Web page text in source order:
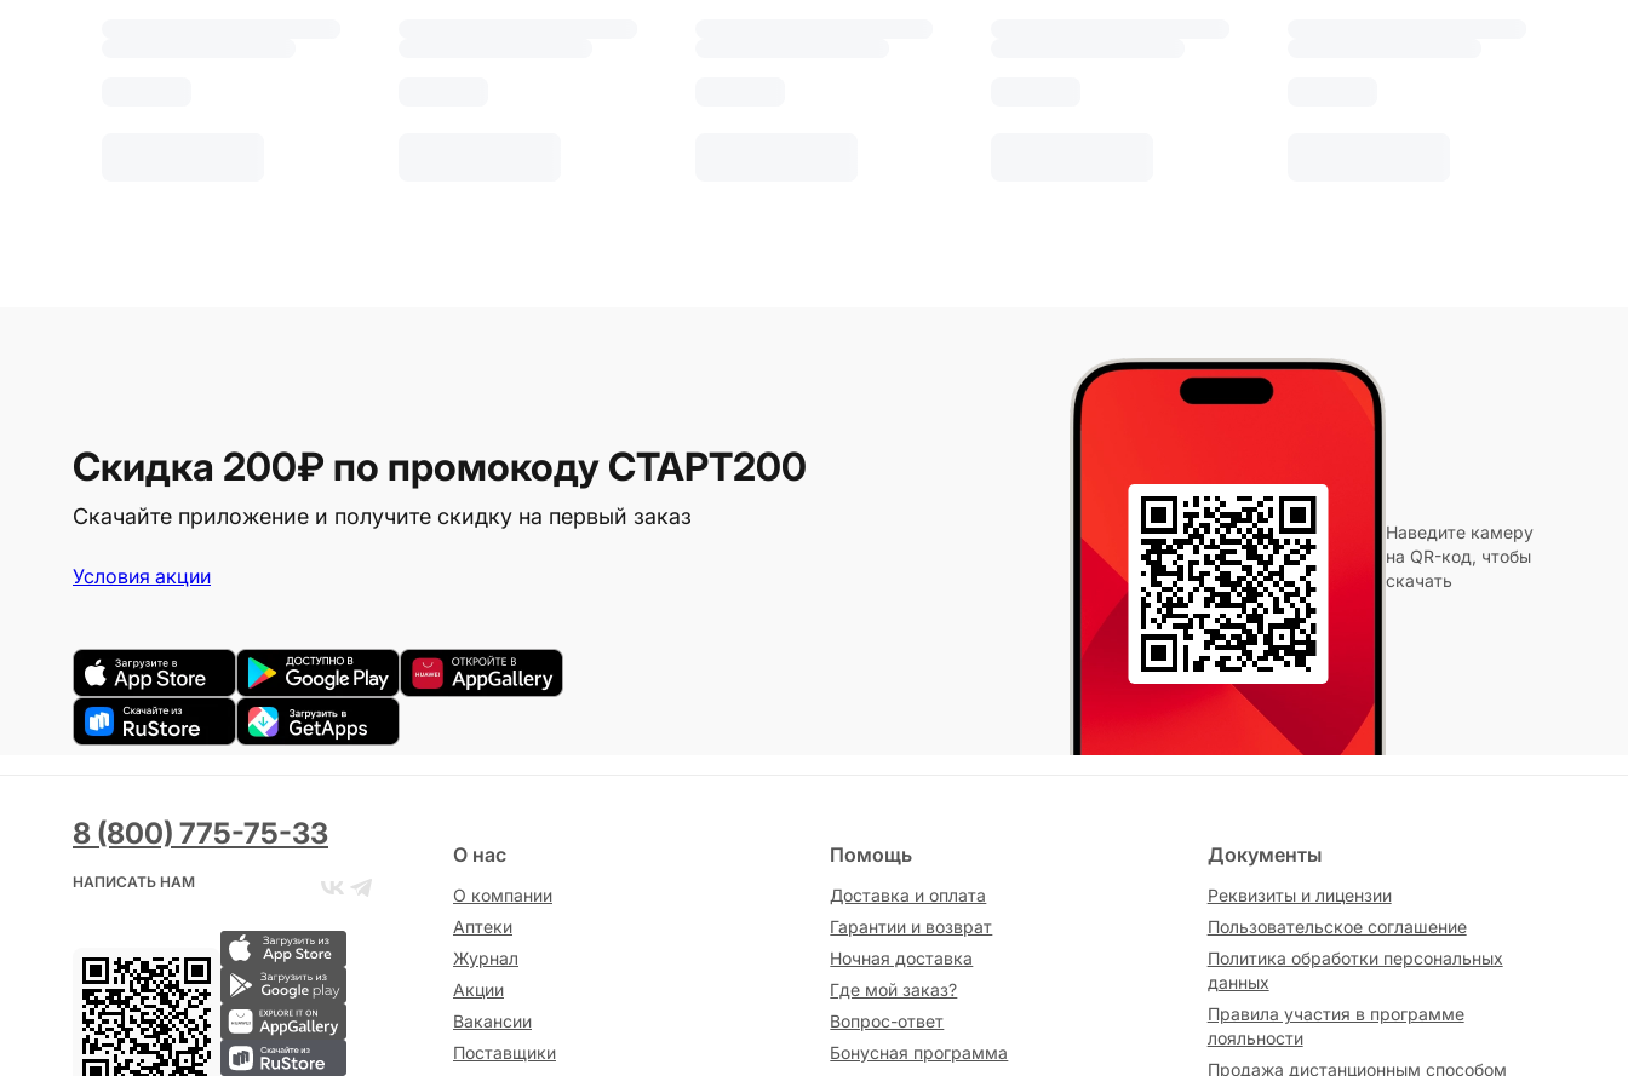
Скидка 200₽ по промокоду СТАРТ200
Скачайте приложение и получите скидку на первый заказ
Условия акции
Наведите камеру
на QR-код, чтобы
скачать
8 (800) 775-75-33
НАПИСАТЬ НАМ
О нас
О компании
Аптеки
Журнал
Акции
Вакансии
Поставщики
Помощь
Доставка и оплата
Гарантии и возврат
Ночная доставка
Где мой заказ?
Вопрос-ответ
Бонусная программа
Документы
Реквизиты и лицензии
Пользовательское соглашение
Политика обработки персональных
данных
Правила участия в программе
лояльности
Продажа дистанционным способом